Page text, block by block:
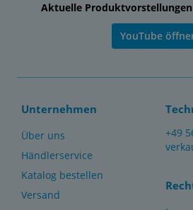
Aktuelle
YouTube
Unternehmen
Über uns
Händlerservice
Katalog bestellen
Versand
+49